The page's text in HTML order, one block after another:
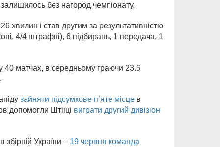
без нагород чемпіонату.
26 хвилин і став другим за результативністю
4/4 штрафні), 6 підбирань, 1 передача, 1
40 матчах, в середньому граючи 23.6
зайняти підсумкове п’яте місце в
допомогли Штііці виграти другий дивізіон
України – 19 червня команда